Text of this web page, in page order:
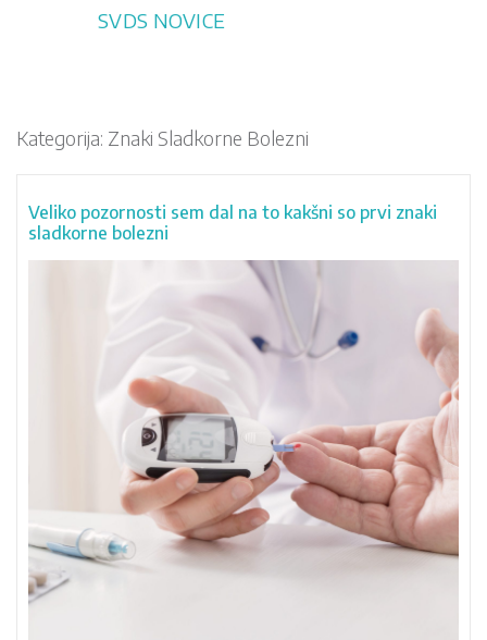
SVDS NOVICE
Kategorija: Znaki Sladkorne Bolezni
Veliko pozornosti sem dal na to kakšni so prvi znaki
sladkorne bolezni